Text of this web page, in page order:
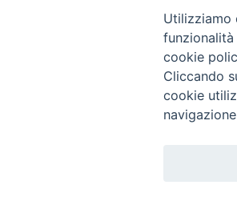
Copyright © 2019 - Tutti i
Utilizziamo
cookie
Cliccando
cookie